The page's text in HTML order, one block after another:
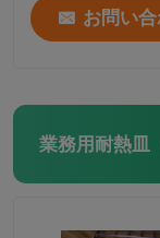
お問い
業務用耐熱皿